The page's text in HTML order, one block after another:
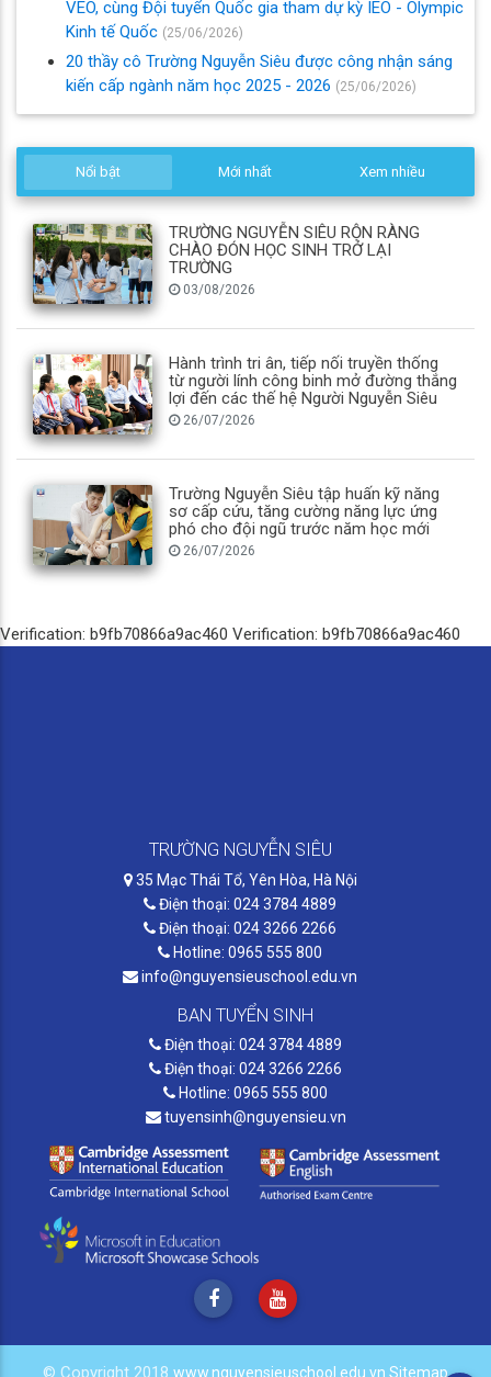
VEO, cùng Đội tuyển Quốc gia tham dự kỳ IEO - Olympic
Kinh tế Quốc (25/06/2026)
20 thầy cô Trường Nguyễn Siêu được công nhận sáng
kiến cấp ngành năm học 2025 - 2026 (25/06/2026)
Nổi bật Mới nhất Xem nhiều
TRƯỜNG NGUYỄN SIÊU RỘN RÀNG
CHÀO ĐÓN HỌC SINH TRỞ LẠI
TRƯỜNG
03/08/2026
Hành trình tri ân, tiếp nối truyền thống
từ người lính công binh mở đường thắng
lợi đến các thế hệ Người Nguyễn Siêu
26/07/2026
Trường Nguyễn Siêu tập huấn kỹ năng
sơ cấp cứu, tăng cường năng lực ứng
phó cho đội ngũ trước năm học mới
26/07/2026
Verification: b9fb70866a9ac460 Verification: b9fb70866a9ac460
TRƯỜNG NGUYỄN SIÊU
35 Mạc Thái Tổ, Yên Hòa, Hà Nội
Điện thoại: 024 3784 4889
Điện thoại: 024 3266 2266
Hotline: 0965 555 800
info@nguyensieuschool.edu.vn
BAN TUYỂN SINH
Điện thoại: 024 3784 4889
Điện thoại: 024 3266 2266
Hotline: 0965 555 800
tuyensinh@nguyensieu.vn
© Copyright 2018 www.nguyensieuschool.edu.vn Sitemap